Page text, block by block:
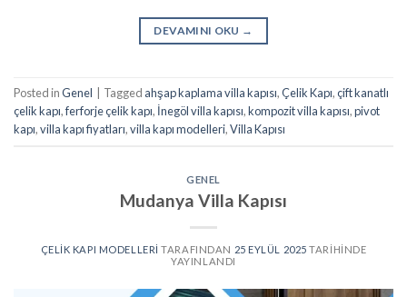
DEVAMINI OKU →
Posted inGenel Tagged ahşap kaplama villa kapısı,Çelik Kapı,çift kanatlı
çelik kapı,ferforje çelik kapı, İnegöl villa kapısı,kompozit villa kapısı,pivot
kapı,villa kapı fiyatları,villa kapı modelleri,Villa Kapısı
GENEL
Mudanya Villa Kapısı
ÇELIK KAPI MODELLERI TARAFINDAN 25 EYLÜL 2025 TARIHINDE
YAYINLANDI